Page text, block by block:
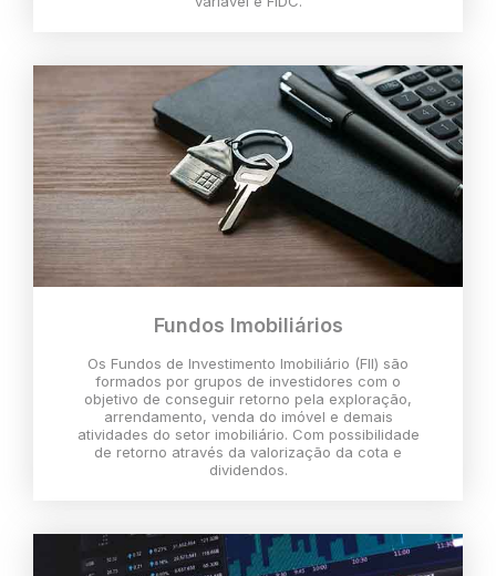
Fundos Imobiliários
Os Fundos de Investimento Imobiliário (FII) são
formados por grupos de investidores com o
objetivo de conseguir retorno pela exploração,
arrendamento, venda do imóvel e demais
atividades do setor imobiliário. Com possibilidade
de retorno através da valorização da cota e
dividendos.